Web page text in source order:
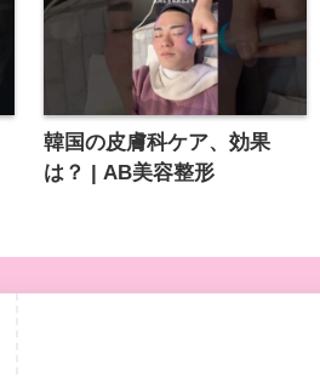
韓国の皮膚科ケア、効果
は？ | AB美容整形